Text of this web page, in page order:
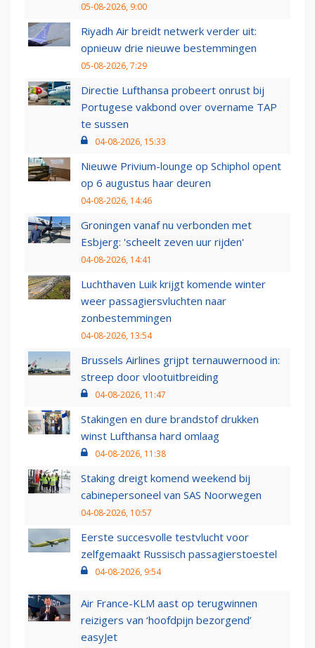
05-08-2026, 9:00
Riyadh Air breidt netwerk verder uit:
opnieuw drie nieuwe bestemmingen
05-08-2026, 7:29
Directie Lufthansa probeert onrust bij
Portugese vakbond over overname TAP
te sussen
04-08-2026, 15:33
Nieuwe Privium-lounge op Schiphol opent
op 6 augustus haar deuren
04-08-2026, 14:46
Groningen vanaf nu verbonden met
Esbjerg: 'scheelt zeven uur rijden'
04-08-2026, 14:41
Luchthaven Luik krijgt komende winter
weer passagiersvluchten naar
zonbestemmingen
04-08-2026, 13:54
Brussels Airlines grijpt ternauwernood in:
streep door vlootuitbreiding
04-08-2026, 11:47
Stakingen en dure brandstof drukken
winst Lufthansa hard omlaag
04-08-2026, 11:38
Staking dreigt komend weekend bij
cabinepersoneel van SAS Noorwegen
04-08-2026, 10:57
Eerste succesvolle testvlucht voor
zelfgemaakt Russisch passagierstoestel
04-08-2026, 9:54
Air France-KLM aast op terugwinnen
reizigers van ‘hoofdpijn bezorgend’
easyJet